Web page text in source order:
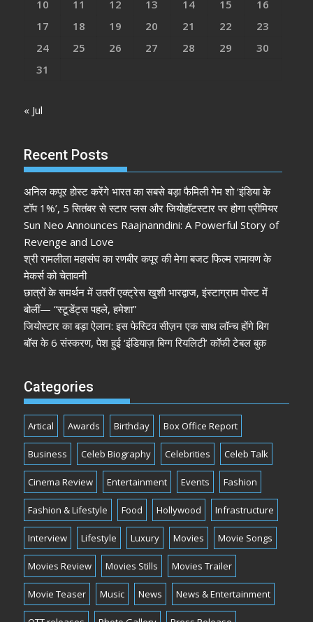
10
11 12 13 14 15
16
17
18 19 20 21 22
23
24
25 26 27 28 29
30
31
« Jul
Recent Posts
अनिल कपूर होस्ट करेंगे भारत का सबसे बड़ा फैमिली गेम शो ‘इंडिया के
टॉप 1%’, 5 सितंबर से स्टार प्लस और जियोहॉटस्टार पर होगा प्रीमियर
Sun Neo Announces Raajnanndini: A Powerful Story of
Revenge and Love
श्री रामलीला महासंघ का रणबीर कपूर की मेगा बजट फिल्म रामायण के
मेकर्स को चेतावनी
छात्रों के समर्थन में उतरीं एक्ट्रेस खुशी भारद्वाज, इंस्टाग्राम पोस्ट में
बोलीं— “स्टूडेंट्स पहले, हमेशा”
जियोस्टार का बड़ा ऐलान: इस फेस्टिव सीज़न एक साथ लॉन्च होंगे बिग
बॉस के 6 संस्करण, पेश हुई ‘इंडियाज़ बिग्ग रियलिटी’ कॉफी टेबल बुक
Categories
Artical Awards Birthday Box Office Report
Business Celeb Biography Celebrities Celeb Talk
Cinema Review Entertainment Events Fashion
Fashion & Lifestyle Food Hollywood Infrastructure
Interview Lifestyle Luxury Movies Movie Songs
Movies Review Movies Stills Movies Trailer
Movie Teaser Music News News & Entertainment